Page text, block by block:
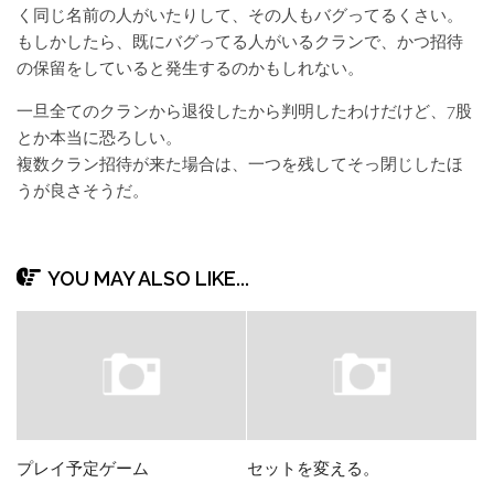
く同じ名前の人がいたりして、その人もバグってるくさい。
もしかしたら、既にバグってる人がいるクランで、かつ招待
の保留をしていると発生するのかもしれない。
一旦全てのクランから退役したから判明したわけだけど、7股
とか本当に恐ろしい。
複数クラン招待が来た場合は、一つを残してそっ閉じしたほ
うが良さそうだ。
YOU MAY ALSO LIKE...
プレイ予定ゲーム セットを変える。